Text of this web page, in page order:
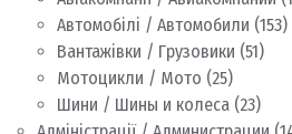
Автомобілі / Автомобили (153)
Вантажівки / Грузовики (51)
Мотоцикли / Мото (25)
Шини / Шины и колеса (23)